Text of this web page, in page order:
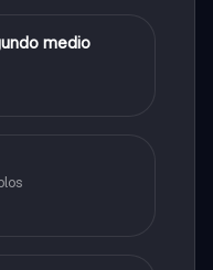
medio